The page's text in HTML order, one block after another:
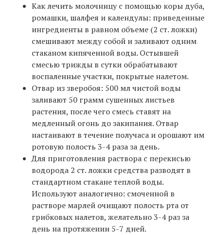
Как лечить молочницу с помощью коры дуба,
ромашки, шалфея и календулы: приведенные
ингредиенты в равном объеме (2 ст. ложки)
смешивают между собой и заливают одним
стаканом кипяченной воды. Остывшей
смесью трижды в сутки обрабатывают
воспаленные участки, покрытые налетом.
Отвар из зверобоя: 500 мл чистой воды
заливают 50 грамм сушенных листьев
растения, после чего смесь ставят на
медленный огонь до закипания. Отвар
настаивают в течение получаса и орошают им
ротовую полость 3-4 раза за день.
Для приготовления раствора с перекисью
водорода 2 ст. ложки средства разводят в
стандартном стакане теплой воды.
Используют аналогично: смоченной в
растворе марлей очищают полость рта от
грибковых налетов, желательно 3-4 раз за
день на протяжении 5-7 дней.